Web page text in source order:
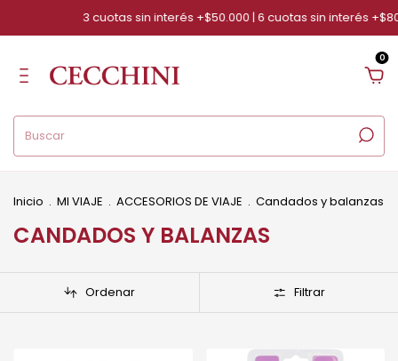
3 cuotas sin interés +$50.000 | 6 cuotas sin interés
0
Inicio . MI VIAJE . ACCESORIOS DE VIAJE . Candados y balanzas
CANDADOS Y BALANZAS
Ordenar Filtrar